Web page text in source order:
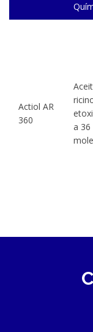
Actiol AR
360
a 36